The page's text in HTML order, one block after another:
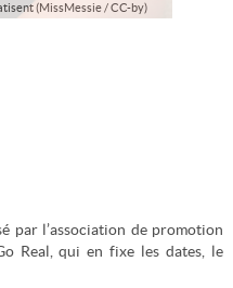
(MissMessie / CC-by)
par l’association de promotion
Real, qui en fixe les dates, le